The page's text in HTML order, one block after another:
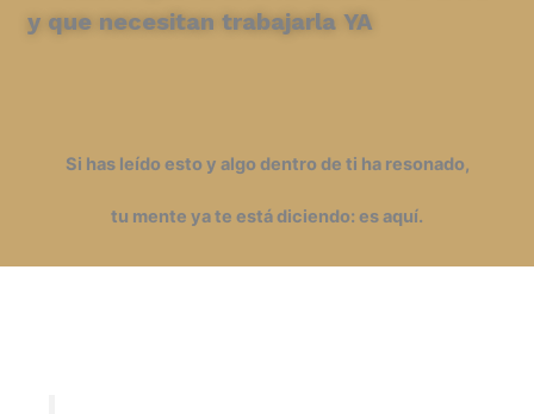
y que necesitan trabajarla YA
Si has leído esto y algo dentro de ti ha resonado,
tu mente ya te está diciendo: es aquí.